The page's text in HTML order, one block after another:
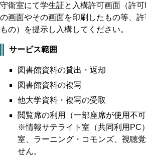
守衛室にて学生証と入構許可画面（許
の画面やその画面を印刷したもの等、
もの）を提示し入構してください。
サービス範囲
図書館資料の貸出・返却
図書館資料の複写
他大学資料・複写の受取
閲覧席の利用（一部座席が使用不可
※情報サテライト室（共同利用PC
室、ラーニング・コモンズ、視聴
せん。